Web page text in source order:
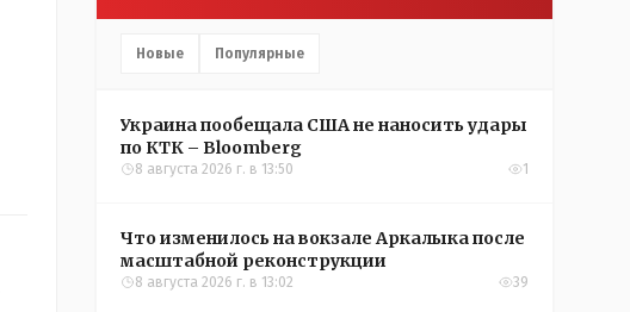
Новые Популярные
Украина пообещала США не наносить удары
по КТК – Bloomberg
8 августа 2026 г. в 13:50 1
Что изменилось на вокзале Аркалыка после
масштабной реконструкции
8 августа 2026 г. в 13:02 39